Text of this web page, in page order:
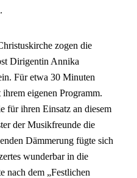
zogen die
Dirigentin Annika
Für etwa 30 Minuten
eigenen Programm.
für ihren Einsatz an diesem
der Musikfreunde die
Dämmerung fügte sich
wunderbar in die
nach dem „Festlichen